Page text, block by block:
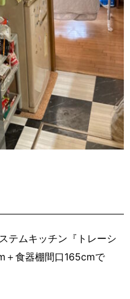
テムキッチン『トレーシ
＋食器棚間口165cmで